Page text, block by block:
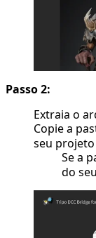
Passo 2:
Extraia o
Copie a
seu
Se a
do